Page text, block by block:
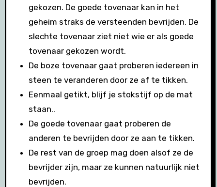
gekozen. De goede tovenaar kan in het
geheim straks de versteenden bevrijden. De
slechte tovenaar ziet niet wie er als goede
tovenaar gekozen wordt.
De boze tovenaar gaat proberen iedereen in
steen te veranderen door ze af te tikken.
Eenmaal getikt, blijf je stokstijf op de mat
staan..
De goede tovenaar gaat proberen de
anderen te bevrijden door ze aan te tikken.
De rest van de groep mag doen alsof ze de
bevrijder zijn, maar ze kunnen natuurlijk niet
bevrijden.